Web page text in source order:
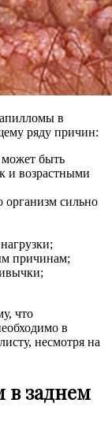
в
ряду причин:
быть
и возрастными
организм сильно
причинам;
что
в
несмотря на
в заднем